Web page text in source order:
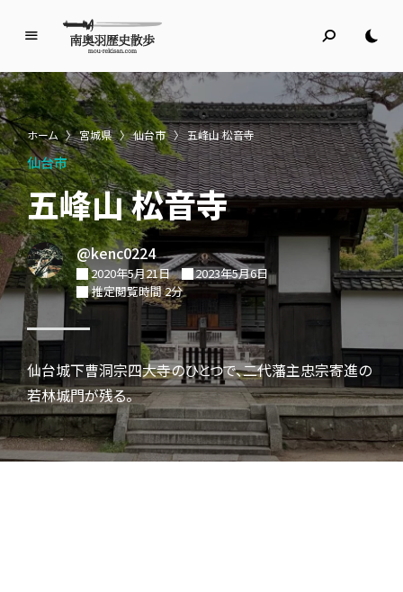
奥
羽
歴
史
散
歩
名所旧跡と館めぐり
ホーム 〉 宮城県 〉 仙台市 〉 五峰山 松音寺
仙台市
五峰山 松音寺
@kenc0224
2020年5月21日
2023年5月6日
推定閲覧時間 2分
仙台城下曹洞宗四大寺のひとつで、二代藩主忠宗寄進の
若林城門が残る。